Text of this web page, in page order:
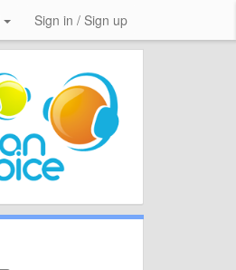
Sign in / Sign up